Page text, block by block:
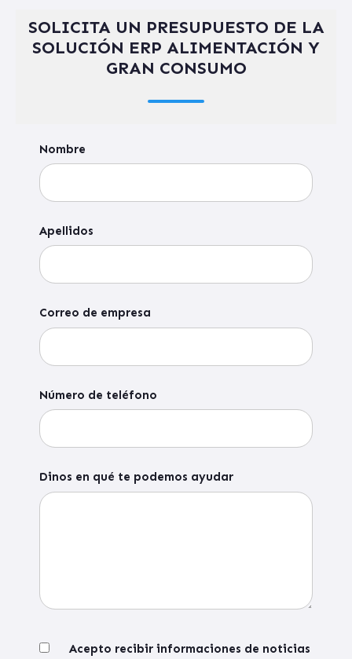
SOLICITA UN PRESUPUESTO DE LA
SOLUCIÓN ERP ALIMENTACIÓN Y
GRAN CONSUMO
Nombre
Apellidos
Correo de empresa
Número de teléfono
Dinos en qué te podemos ayudar
Acepto recibir informaciones de noticias